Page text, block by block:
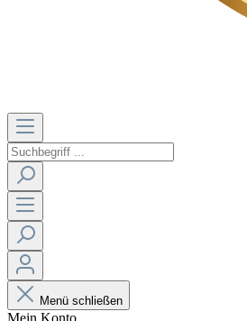
Menü schließen
Mein Konto